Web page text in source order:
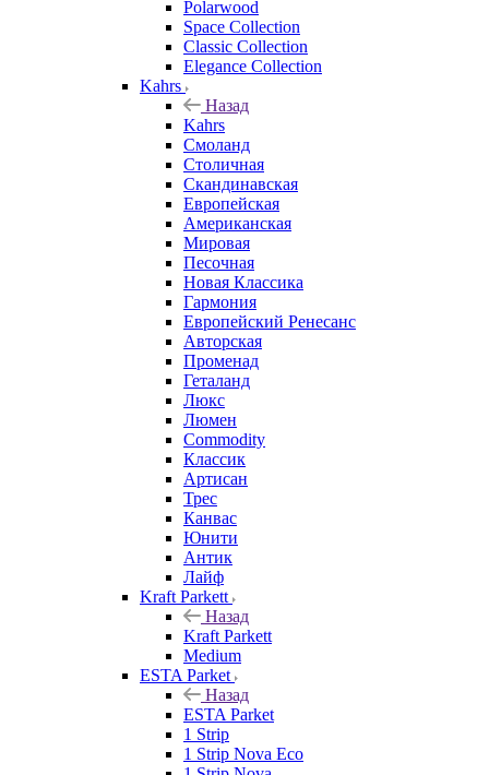
Polarwood
Space Collection
Classic Collection
Elegance Collection
Kahrs
Назад
Kahrs
Смоланд
Столичная
Скандинавская
Европейская
Американская
Мировая
Песочная
Новая Классика
Гармония
Европейский Ренесанс
Авторская
Променад
Геталанд
Люкс
Люмен
Commodity
Классик
Артисан
Трес
Канвас
Юнити
Антик
Лайф
Kraft Parkett
Назад
Kraft Parkett
Medium
ESTA Parket
Назад
ESTA Parket
1 Strip
1 Strip Nova Eco